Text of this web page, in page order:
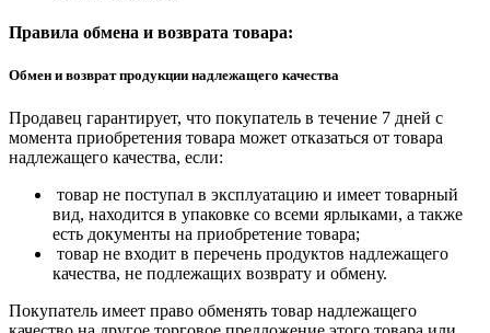
Правила обмена и возврата товара:
Обмен и возврат продукции надлежащего качества
Продавец гарантирует, что покупатель в течение 7 дней с
момента приобретения товара может отказаться от товара
надлежащего качества, если:
товар не поступал в эксплуатацию и имеет товарный
вид, находится в упаковке со всеми ярлыками, а также
есть документы на приобретение товара;
товар не входит в перечень продуктов надлежащего
качества, не подлежащих возврату и обмену.
Покупатель имеет право обменять товар надлежащего